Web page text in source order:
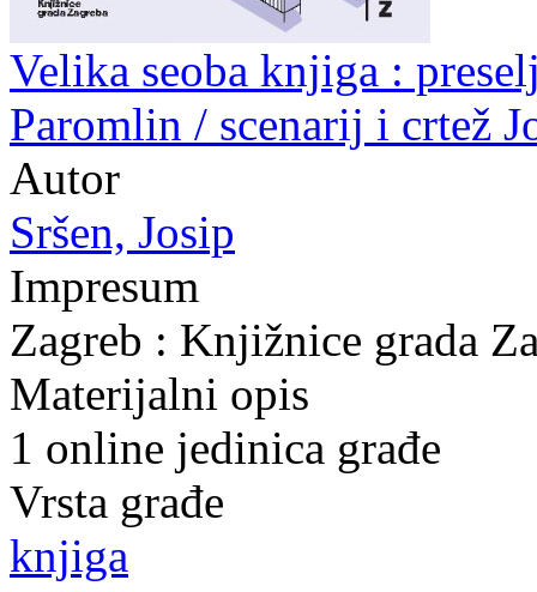
Velika seoba knjiga :
Paromlin / scenarij i crtež
Autor
Sršen, Josip
Impresum
Zagreb : Knjižnice grada
Materijalni opis
1 online jedinica građe
Vrsta građe
knjiga